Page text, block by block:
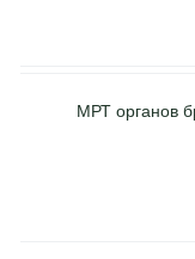
МРТ органов